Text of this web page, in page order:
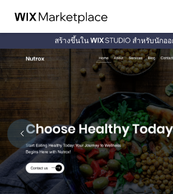
สร้างขึ้นใน สำหรับนักอ